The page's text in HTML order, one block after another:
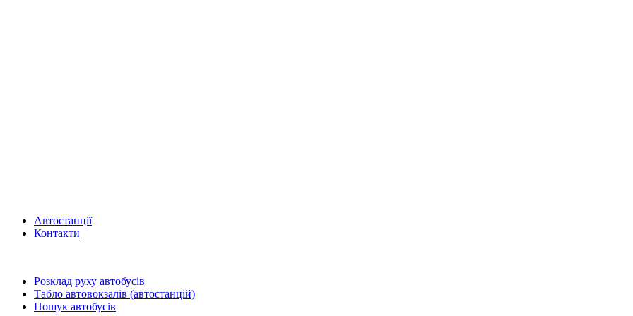
Автостанції
Контакти
Розклад руху автобусів
Табло автовокзалів (автостанцій)
Пошук автобусів